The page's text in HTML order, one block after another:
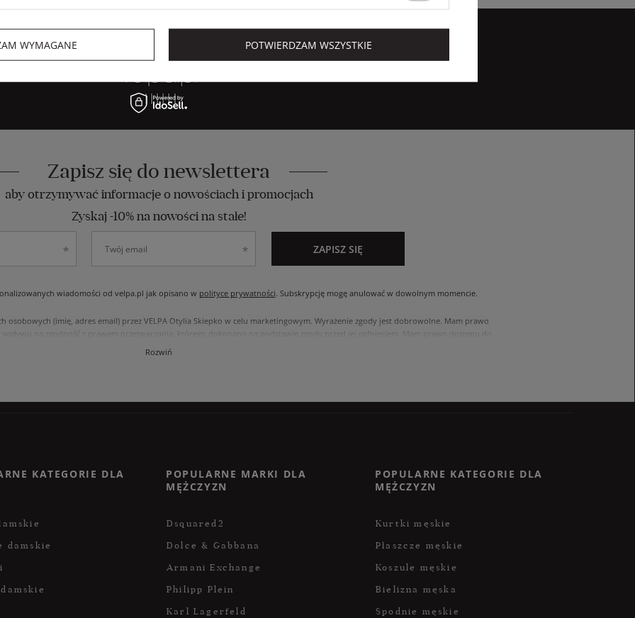
Zapisz się do newslettera
aby otrzymywać informacje o nowościach i promocjach
Zyskaj -10% na nowości na stałe!
wiadomości od velpa.pl jak opisano w polityce prywatności. Subskrypcję mogę anulować w dowolnym momencie.
osobowych (imię, adres email) przez VELPA Otylia Skiepko w celu marketingowym. Wyrażenie zgody jest dobrowolne. Mam prawo
wpływu na zgodność z prawem przetwarzania, którego dokonano na podstawie zgody przed jej cofnięciem. Mam prawo dostępu do
ograniczenia przetwarzania, oraz prawo do przenoszenia danych na zasadach zawartych w polityce prywatności sklepu
Rozwiń
ZAPISZ SIĘ
KATEGORIE DLA
damskie
POPULARNE MARKI DLA
MĘŻCZYZN
Dsquared2
Dolce & Gabbana
Armani Exchange
Philipp Plein
Karl Lagerfeld
POPULARNE KATEGORIE DLA
MĘŻCZYZN
Kurtki męskie
Płaszcze męskie
Koszule męskie
Bielizna męska
Spodnie męskie
WYMAGANE POTWIERDZAM WSZYSTKIE